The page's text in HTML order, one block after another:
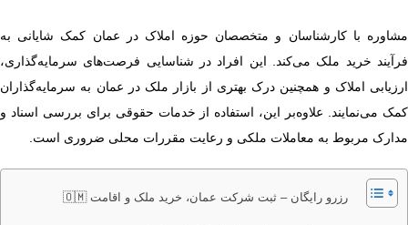
مشاوره با کارشناسان و متخصصان حوزه املاک در عمان کمک شایانی به
فرآیند خرید ملک می‌کند. این افراد در شناسایی فرصت‌های سرمایه‌گذاری،
ارزیابی املاک و همچنین درک بهتری از بازار ملک در عمان به سرمایه‌گذاران
کمک می‌نمایند. علاوه‌بر این، استفاده از خدمات حقوقی برای بررسی اسناد و
مدارک مربوط به معاملات ملکی و رعایت مقررات محلی ضروری است.
رزرو رایگان – ثبت شرکت عمان، خرید ملک و اقامت 🇴🇲